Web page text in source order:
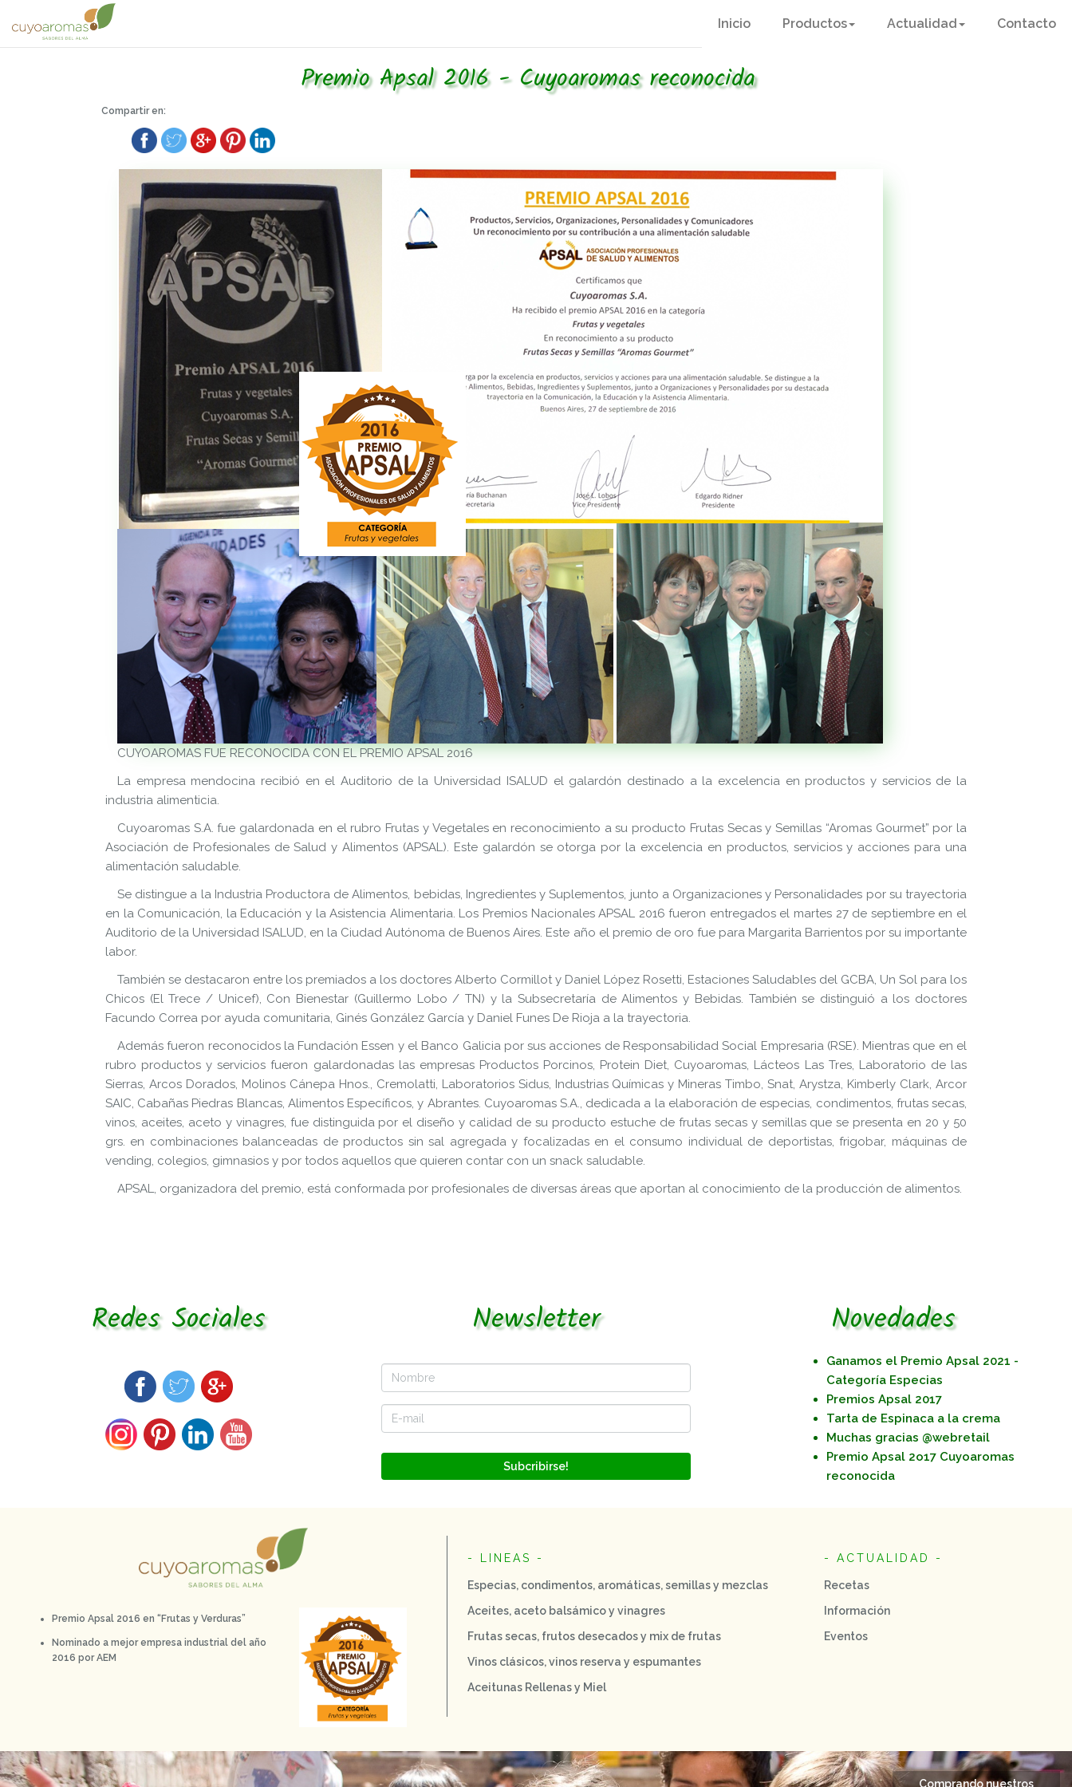
Inicio Productos Actualidad Contacto
Premio Apsal 2016 - Cuyoaromas reconocida
Compartir en:
CUYOAROMAS FUE RECONOCIDA CON EL PREMIO APSAL 2016
La empresa mendocina recibió en el Auditorio de la Universidad ISALUD el galardón destinado a la excelencia en productos y servicios de la
industria alimenticia.
Cuyoaromas S.A. fue galardonada en el rubro Frutas y Vegetales en reconocimiento a su producto Frutas Secas y Semillas “Aromas Gourmet” por la
Asociación de Profesionales de Salud y Alimentos (APSAL). Este galardón se otorga por la excelencia en productos, servicios y acciones para una
alimentación saludable.
Se distingue a la Industria Productora de Alimentos, bebidas, Ingredientes y Suplementos, junto a Organizaciones y Personalidades por su trayectoria
en la Comunicación, la Educación y la Asistencia Alimentaria. Los Premios Nacionales APSAL 2016 fueron entregados el martes 27 de septiembre en el
Auditorio de la Universidad ISALUD, en la Ciudad Autónoma de Buenos Aires. Este año el premio de oro fue para Margarita Barrientos por su importante
labor.
También se destacaron entre los premiados a los doctores Alberto Cormillot y Daniel López Rosetti, Estaciones Saludables del GCBA, Un Sol para los
Chicos (El Trece / Unicef), Con Bienestar (Guillermo Lobo / TN) y la Subsecretaría de Alimentos y Bebidas. También se distinguió a los doctores
Facundo Correa por ayuda comunitaria, Ginés González García y Daniel Funes De Rioja a la trayectoria.
Además fueron reconocidos la Fundación Essen y el Banco Galicia por sus acciones de Responsabilidad Social Empresaria (RSE). Mientras que en el
rubro productos y servicios fueron galardonadas las empresas Productos Porcinos, Protein Diet, Cuyoaromas, Lácteos Las Tres, Laboratorio de las
Sierras, Arcos Dorados, Molinos Cánepa Hnos., Cremolatti, Laboratorios Sidus, Industrias Químicas y Mineras Timbo, Snat, Arystza, Kimberly Clark, Arcor
SAIC, Cabañas Piedras Blancas, Alimentos Específicos, y Abrantes. Cuyoaromas S.A., dedicada a la elaboración de especias, condimentos, frutas secas,
vinos, aceites, aceto y vinagres, fue distinguida por el diseño y calidad de su producto estuche de frutas secas y semillas que se presenta en 20 y 50
grs. en combinaciones balanceadas de productos sin sal agregada y focalizadas en el consumo individual de deportistas, frigobar, máquinas de
vending, colegios, gimnasios y por todos aquellos que quieren contar con un snack saludable.
APSAL, organizadora del premio, está conformada por profesionales de diversas áreas que aportan al conocimiento de la producción de alimentos.
Redes Sociales Newsletter
Subcribirse!
Novedades
Ganamos el Premio Apsal 2021 -
Categoría Especias
Premios Apsal 2017
Tarta de Espinaca a la crema
Muchas gracias @webretail
Premio Apsal 2o17 Cuyoaromas
reconocida
Premio Apsal 2016 en “Frutas y Verduras”
Nominado a mejor empresa industrial del año
2016 por AEM
- LINEAS -
Especias, condimentos, aromáticas, semillas y mezclas
Aceites, aceto balsámico y vinagres
Frutas secas, frutos desecados y mix de frutas
Vinos clásicos, vinos reserva y espumantes
Aceitunas Rellenas y Miel
- ACTUALIDAD -
Recetas
Información
Eventos
Comprando nuestros